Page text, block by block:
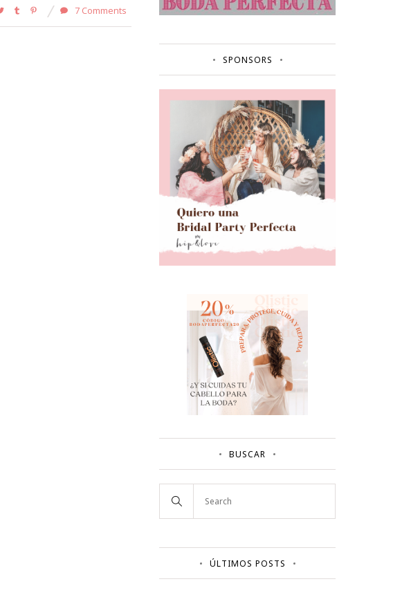
7 Comments
SPONSORS
BUSCAR
ÚLTIMOS POSTS